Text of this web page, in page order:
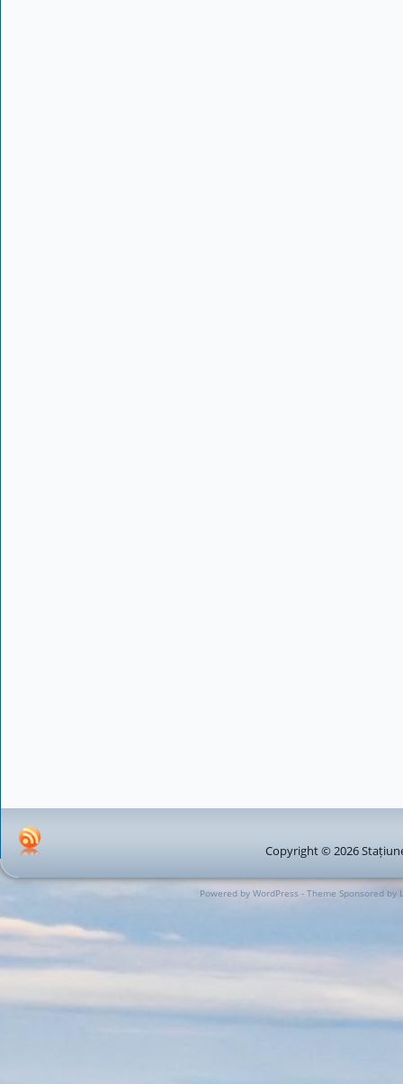
Copyright © 2026
Powered by WordPress - Theme Sponsored by